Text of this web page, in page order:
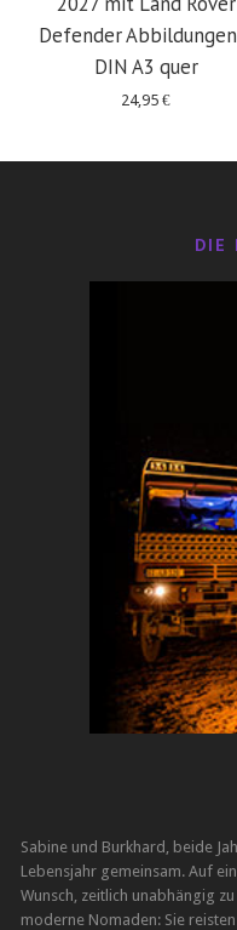
Defender
DIN A3 quer
24,95€
DIE
Sabine und Burkhard, beide
Lebensjahr gemeinsam. Auf
Wunsch, zeitlich unabhängig
moderne Nomaden: Sie